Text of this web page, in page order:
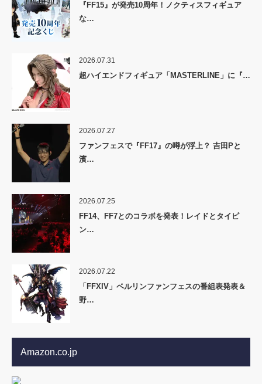
『FF15』が発売10周年！ノクティスフィギュア
な…
2026.07.31
超ハイエンドフィギュア「MASTERLINE」に『…
2026.07.27
ファンフェスで『FF17』の噂が浮上？ 吉田Pと
濱…
2026.07.25
FF14、FF7とのコラボを発表！レイドとタイピ
ン…
2026.07.22
「FFXIV」ベルリンファンフェスの番組表発表＆
野…
Amazon.co.jp